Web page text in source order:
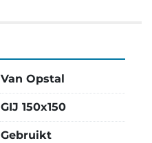
Van Opstal
GIJ 150x150
Gebruikt